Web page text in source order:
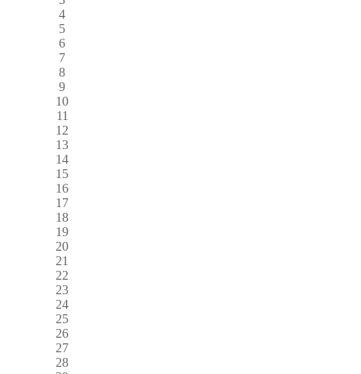
4
5
6
7
8
9
10
11
12
13
14
15
16
17
18
19
20
21
22
23
24
25
26
27
28